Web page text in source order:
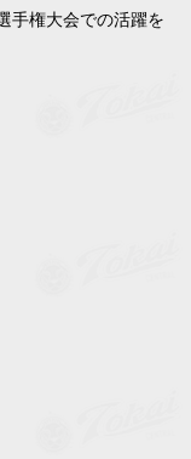
手権大会での活躍を